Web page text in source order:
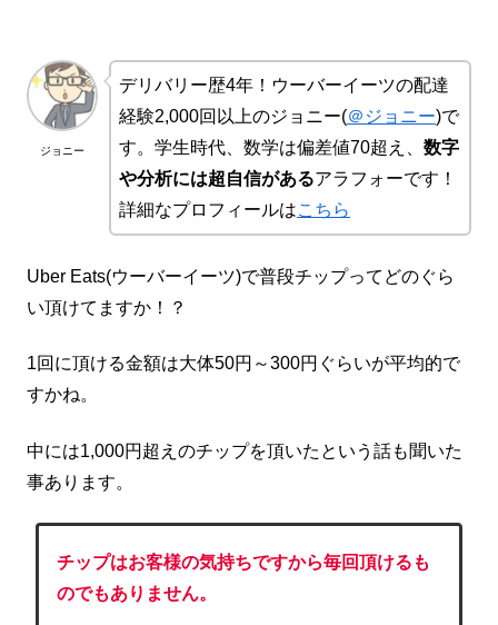
ジョニー
デリバリー歴4年！ウーバーイーツの配達
経験2,000回以上のジョニー(＠ジョニー)で
す。学生時代、数学は偏差値70超え、 数字
や分析には超自信があるアラフォーです！
詳細なプロフィールはこちら
Uber Eats(ウーバーイーツ)で普段チップってどのぐら
い頂けてますか！？
1回に頂ける金額は大体50円～300円ぐらいが平均的で
すかね。
中には1,000円超えのチップを頂いたという話も聞いた
事あります。
チップはお客様の気持ちですから毎回頂けるも
のでもありません。